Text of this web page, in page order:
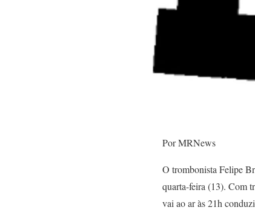
Por MRNews
O trombonista Felipe
quarta-feira (13). Com
vai ao ar às 21h